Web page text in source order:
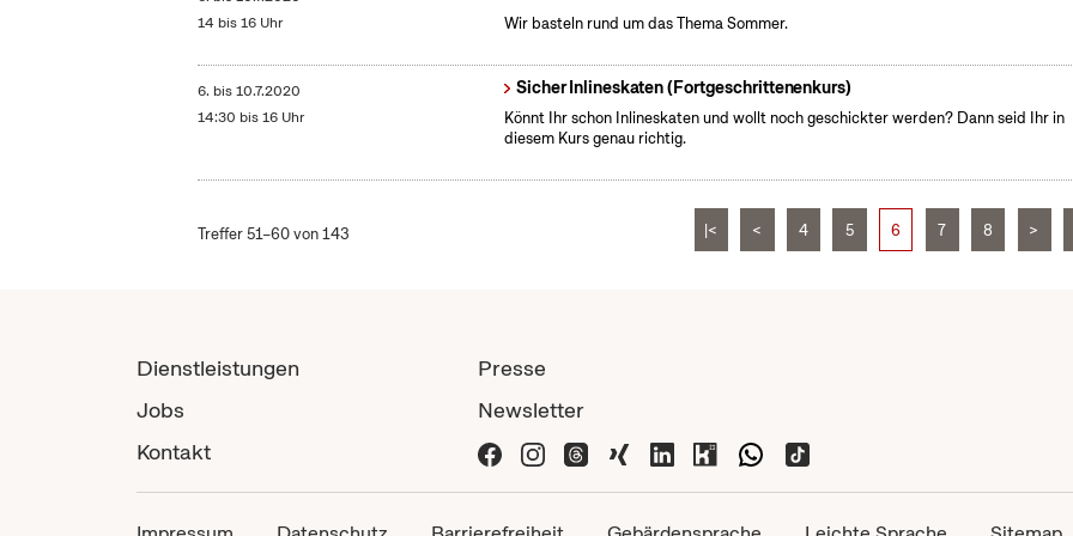
14 bis 16 Uhr
Wir basteln rund um das Thema Sommer.
6. bis10.7.2020
14:30 bis 16 Uhr
Sicher Inlineskaten (Fortgeschrittenenkurs)
Könnt Ihr schon Inlineskaten und wollt noch geschickter werden? Dann seid Ihr in
diesem Kurs genau richtig.
Treffer 51–60 von 143 |< < 4 5 6 7 8 >
Dienstleistungen
Jobs
Kontakt
Presse
Newsletter